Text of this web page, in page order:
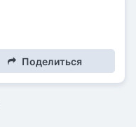
Поделиться